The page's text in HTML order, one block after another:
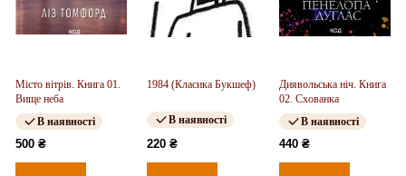
Місто вітрів. Книга 01.
Вище неба
В наявності
500 ₴
1984 (Класика Букшеф)
В наявності
220 ₴
Диявольська ніч. Книга
02. Схованка
В наявності
440 ₴